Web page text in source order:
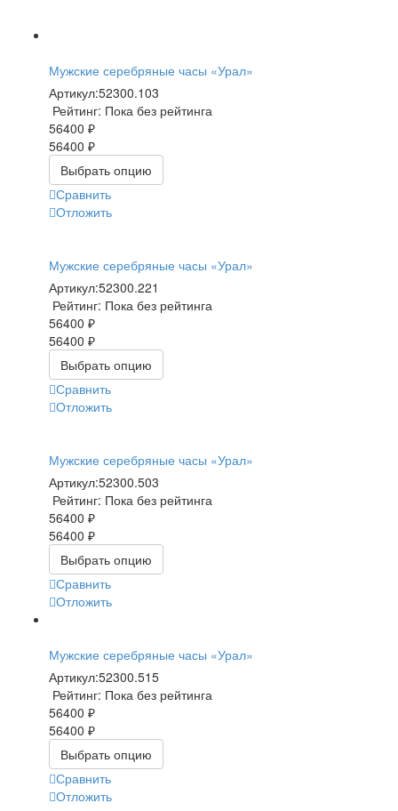
Мужские серебряные часы «Урал»
Артикул:52300.103
Рейтинг: Пока без рейтинга
56400 ₽
56400 ₽
Выбрать опцию
Сравнить
Отложить
Мужские серебряные часы «Урал»
Артикул:52300.221
Рейтинг: Пока без рейтинга
56400 ₽
56400 ₽
Выбрать опцию
Сравнить
Отложить
Мужские серебряные часы «Урал»
Артикул:52300.503
Рейтинг: Пока без рейтинга
56400 ₽
56400 ₽
Выбрать опцию
Сравнить
Отложить
Мужские серебряные часы «Урал»
Артикул:52300.515
Рейтинг: Пока без рейтинга
56400 ₽
56400 ₽
Выбрать опцию
Сравнить
Отложить